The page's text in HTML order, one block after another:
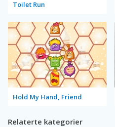
Toilet Run
Hold My Hand, Friend
Relaterte kategorier